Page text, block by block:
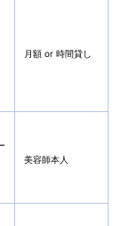
月額 or 時間貸し
美容師本人